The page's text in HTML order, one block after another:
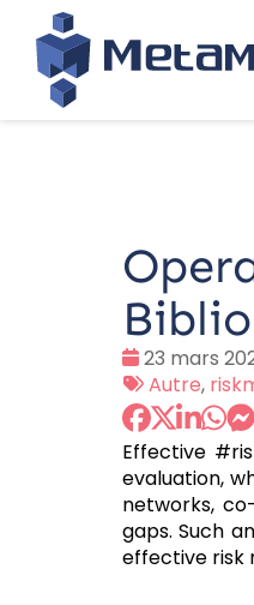
Date
:
23 mars
Tags
:
Autre,
Effective
evaluation,
networks,
gaps. Such
effective risk